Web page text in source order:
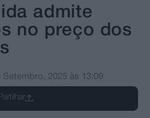
admite
no preço dos
Setembro, 2025 às 13:09
Partilhar